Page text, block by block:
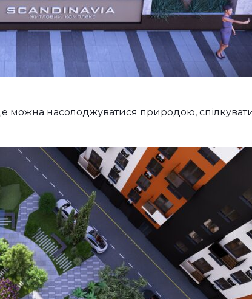
можна насолоджуватися природою,